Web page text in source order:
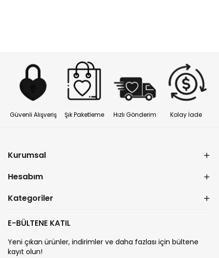
Güvenli Alışveriş Şık Paketleme Hızlı Gönderim Kolay İade
Kurumsal
Hesabım
Kategoriler
E-BÜLTENE KATIL
Yeni çıkan ürünler, indirimler ve daha fazlası için bültene
kayıt olun!